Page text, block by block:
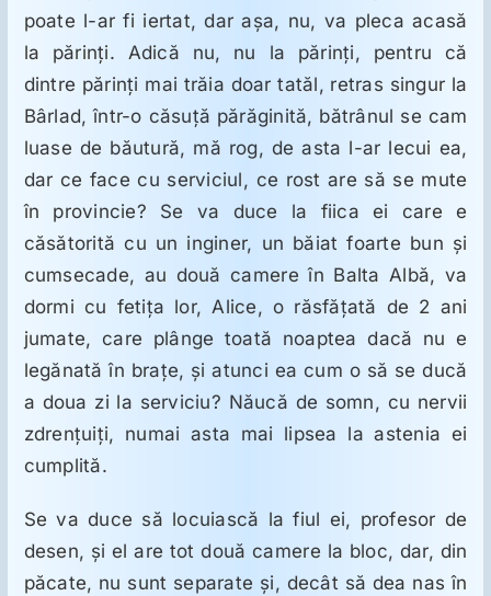
poate l-ar fi iertat, dar aşa, nu, va pleca acasă
la părinţi. Adică nu, nu la părinţi, pentru că
dintre părinţi mai trăia doar tatăl, retras singur la
Bârlad, într-o căsuţă părăginită, bătrânul se cam
luase de băutură, mă rog, de asta l-ar lecui ea,
dar ce face cu serviciul, ce rost are să se mute
în provincie? Se va duce la fiica ei care e
căsătorită cu un inginer, un băiat foarte bun şi
cumsecade, au două camere în Balta Albă, va
dormi cu fetiţa lor, Alice, o răsfăţată de 2 ani
jumate, care plânge toată noaptea dacă nu e
legănată în braţe, şi atunci ea cum o să se ducă
a doua zi la serviciu? Năucă de somn, cu nervii
zdrenţuiţi, numai asta mai lipsea la astenia ei
cumplită.
Se va duce să locuiască la fiul ei, profesor de
desen, şi el are tot două camere la bloc, dar, din
păcate, nu sunt separate şi, decât să dea nas în